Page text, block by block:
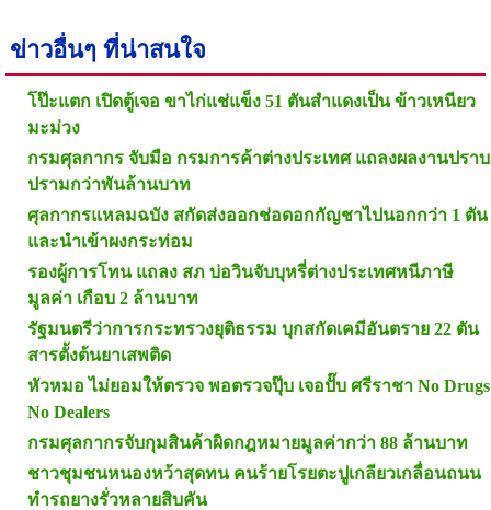
ข่าวอื่นๆ ที่น่าสนใจ
โป๊ะแตก เปิดตู้เจอ ขาไก่แช่แข็ง 51 ตันสำแดงเป็น ข้าวเหนียว
มะม่วง
กรมศุลกากร จับมือ กรมการค้าต่างประเทศ แถลงผลงานปราบ
ปรามกว่าพันล้านบาท
ศุลกากรแหลมฉบัง สกัดส่งออกช่อดอกกัญชาไปนอกกว่า 1 ตัน
และนำเข้าผงกระท่อม
รองผู้การโทน แถลง สภ บ่อวินจับบุหรี่ต่างประเทศหนีภาษี
มูลค่า เกือบ 2 ล้านบาท
รัฐมนตรีว่าการกระทรวงยุติธรรม บุกสกัดเคมีอันตราย 22 ตัน
สารตั้งต้นยาเสพติด
หัวหมอ ไม่ยอมให้ตรวจ พอตรวจปุ๊บ เจอปั๊บ ศรีราชา No Drugs
No Dealers
กรมศุลกากรจับกุมสินค้าผิดกฎหมายมูลค่ากว่า 88 ล้านบาท
ชาวชุมชนหนองหว้าสุดทน คนร้ายโรยตะปูเกลียวเกลื่อนถนน
ทำรถยางรั่วหลายสิบคัน